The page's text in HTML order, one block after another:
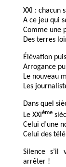
XXI : chacun
A ce jeu qui
Comme une
Des terres
Élévation
Arrogance
Le nouveau
Les
Dans quel
Le XXIème
Celui d’une
Celui des
Silence s’il
arrêter !